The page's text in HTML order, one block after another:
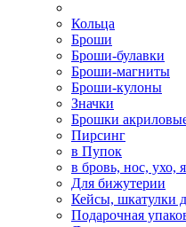
Кольца
Броши
Броши-булавки
Броши-магниты
Броши-кулоны
Значки
Брошки
Пирсинг
в Пупок
в бровь, нос, ухо,
Для бижутерии
Кейсы, шкатулки
Подарочная